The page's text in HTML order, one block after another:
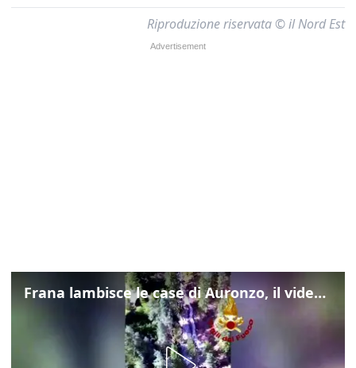
Riproduzione riservata © il Nord Est
Frana lambisce le case di Auronzo, il video dall'elicottero dei vigili del fuoco